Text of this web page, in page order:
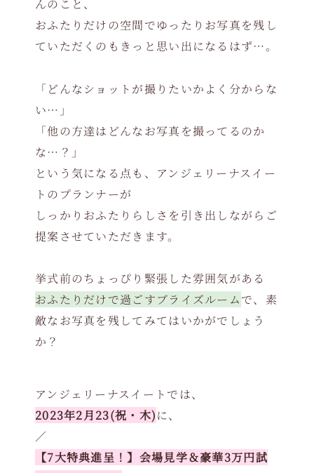
んのこと、
おふたりだけの空間でゆったりお写真を残し
ていただくのもきっと思い出になるはず…。
「どんなショットが撮りたいかよく分からな
い…」
「他の方達はどんなお写真を撮ってるのか
な…？」
という気になる点も、アンジェリーナスイー
トのプランナーが
しっかりおふたりらしさを引き出しながらご
提案させていただきます。
挙式前のちょっぴり緊張した雰囲気がある
おふたりだけで過ごすブライズルームで、素
敵なお写真を残してみてはいかがでしょう
か？
アンジェリーナスイートでは、
2023年2月23(祝・木)に、
／
【7大特典進呈！】会場見学＆豪華3万円試